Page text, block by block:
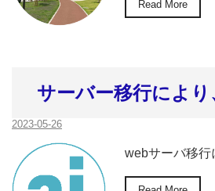
Read More
サーバー移行によ
2023-05-26
webサーバ移行